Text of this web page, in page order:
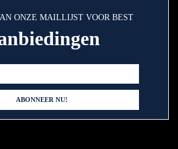
ONZE MAILLIJST VOOR BEST